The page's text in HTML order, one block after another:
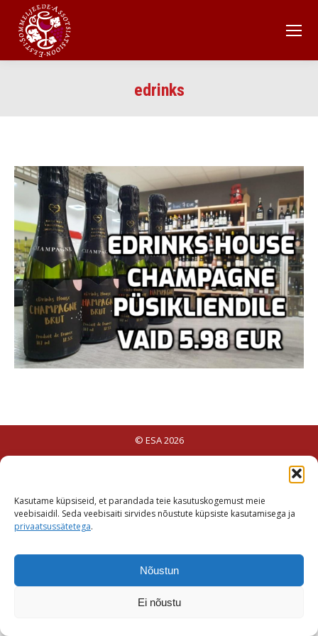
Kasutame küpsiseid, et parandada teie kasutuskogemust meie
veebisaidil. Seda veebisaiti sirvides nõustute küpsiste kasutamisega ja
privaatsussätetega.
Nõustun
Ei nõustu
edrinks
© ESA 2026